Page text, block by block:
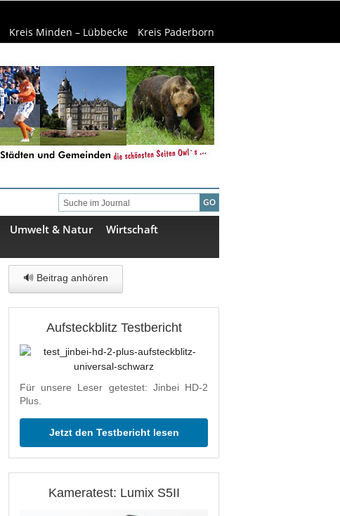
Kreis Minden – Lübbecke Kreis Paderborn
Umwelt & Natur
Wirtschaft
🔊 Beitrag anhören
Aufsteckblitz Testbericht
Für unsere Leser getestet: Jinbei HD-2
Plus.
Jetzt den Testbericht lesen
Kameratest: Lumix S5II